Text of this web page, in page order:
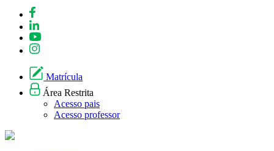
Matrícula
Área Restrita
Acesso pais
Acesso professor